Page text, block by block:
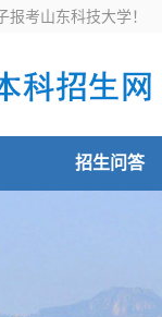
考山东科技大学！
招生问答